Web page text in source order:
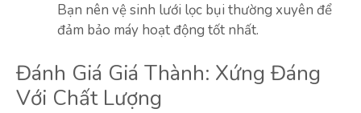
Bạn nên vệ sinh lưới lọc bụi thường xuyên để
đảm bảo máy hoạt động tốt nhất.
Đánh Giá Giá Thành: Xứng Đáng
Với Chất Lượng